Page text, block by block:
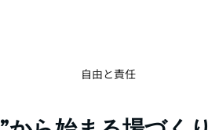
自由と責任